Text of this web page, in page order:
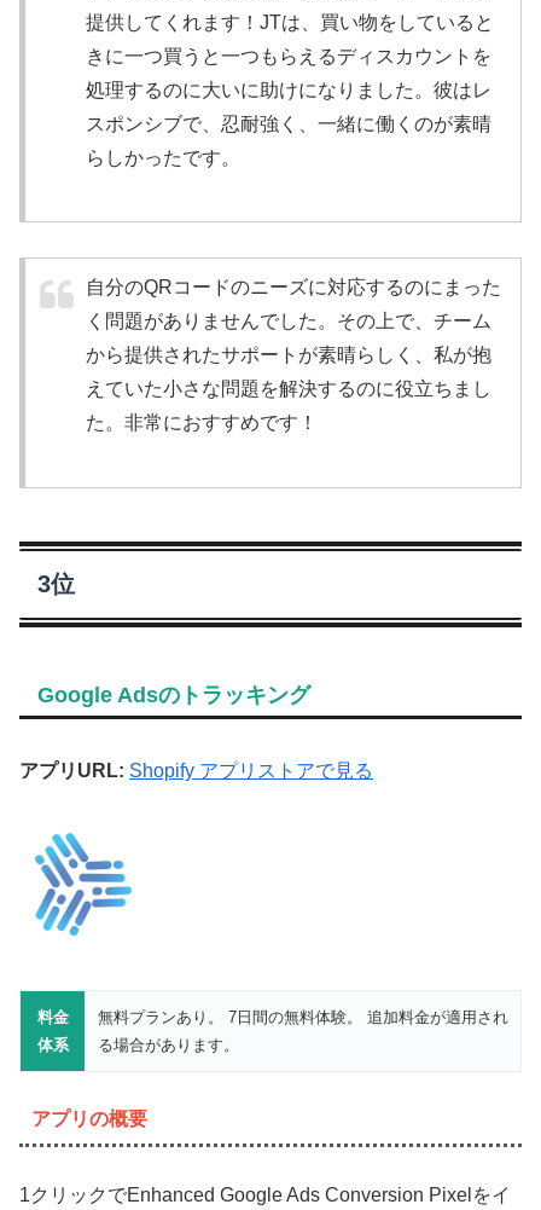
提供してくれます！JTは、買い物をしていると
きに一つ買うと一つもらえるディスカウントを
処理するのに大いに助けになりました。彼はレ
スポンシブで、忍耐強く、一緒に働くのが素晴
らしかったです。
自分のQRコードのニーズに対応するのにまった
く問題がありませんでした。その上で、チーム
から提供されたサポートが素晴らしく、私が抱
えていた小さな問題を解決するのに役立ちまし
た。非常におすすめです！
3位
Google Adsのトラッキング
アプリURL: Shopify アプリストアで見る
料金
体系
無料プランあり。 7日間の無料体験。 追加料金が適用され
る場合があります。
アプリの概要
1クリックでEnhanced Google Ads Conversion Pixelをイ